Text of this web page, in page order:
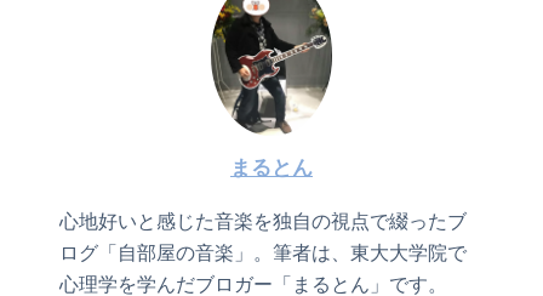
まるとん
心地好いと感じた音楽を独自の視点で綴ったブ
ログ「自部屋の音楽」。筆者は、東大大学院で
心理学を学んだブロガー「まるとん」です。